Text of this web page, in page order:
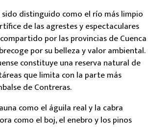
sido distinguido como el río más limpio
de las agrestes y espectaculares
por las provincias de Cuenca
por su belleza y valor ambiental.
constituye una reserva natural de
que limita con la parte más
de Contreras.
como el águila real y la cabra
como el boj, el enebro y los pinos